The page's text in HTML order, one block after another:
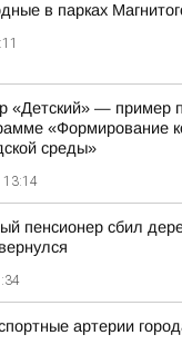
в парках
«Детский» — пример
«Формирование
среды»
13:14
пенсионер сбил
артерии